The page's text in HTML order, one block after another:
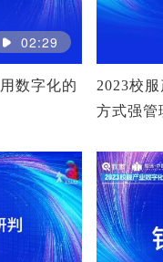
02:29
数字化的
2023校
方式强管